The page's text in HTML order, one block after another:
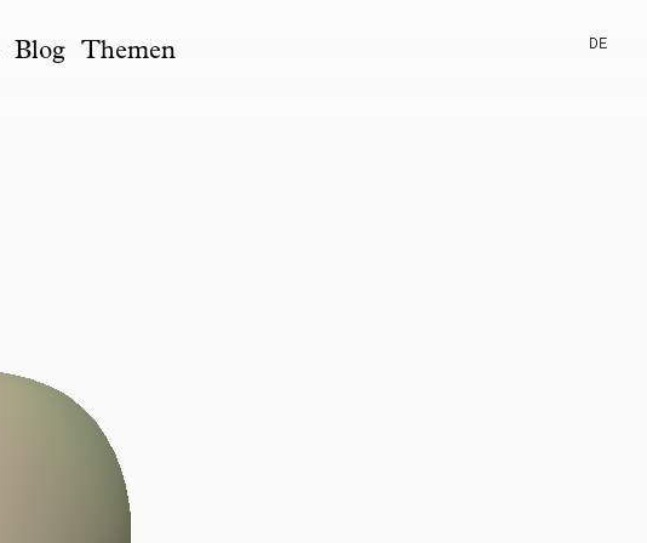
Blog Themen DE